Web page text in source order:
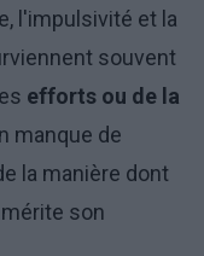
l'impulsivité et la
souvent
efforts ou de la
manque de
la manière dont
son